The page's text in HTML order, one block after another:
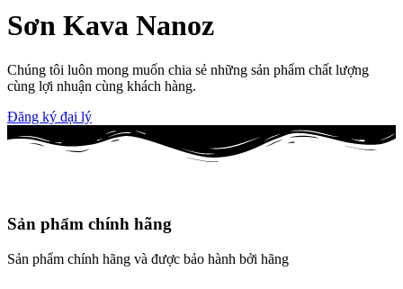
Sơn Kava Nanoz
Chúng tôi luôn mong muốn chia sẻ những sản phẩm chất lượng
cùng lợi nhuận cùng khách hàng.
Đăng ký đại lý
Sản phẩm chính hãng
Sản phẩm chính hãng và được bảo hành bởi hãng